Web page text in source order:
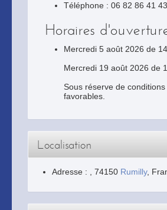
Téléphone : 06 82 86 41 43
Horaires
Mercredi 5 août 2026 de
Mercredi 19 août 2026 de
Sous réserve de
favorables.
Localisation
Adresse : 74150 Rumilly,